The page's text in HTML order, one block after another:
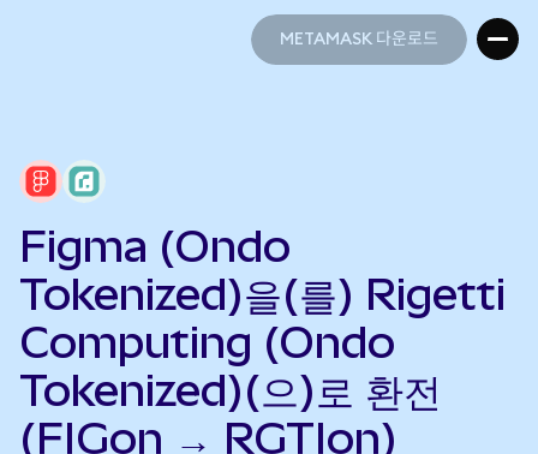
METAMASK 다운로드
Figma (Ondo
Tokenized)을(를) Rigetti
Computing (Ondo
Tokenized)(으)로 환전
(FIGon → RGTIon)